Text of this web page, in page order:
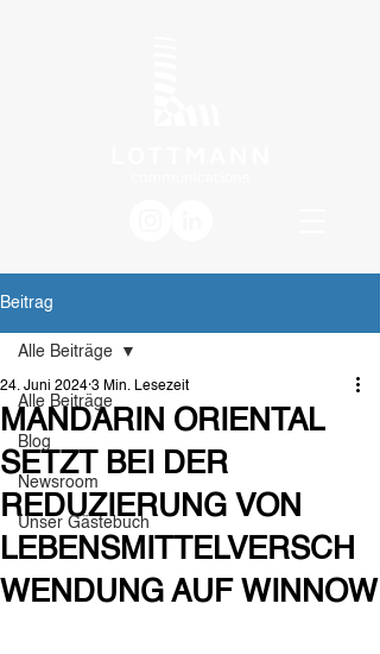
Beitrag
Alle Beiträge
Blog
Newsroom
Unser Gästebuch
Alle Beiträge
MANDARIN ORIENTAL
SETZT BEI DER
REDUZIERUNG VON
LEBENSMITTELVERSCH
WENDUNG AUF WINNOW
24. Juni 2024 3 Min. Lesezeit